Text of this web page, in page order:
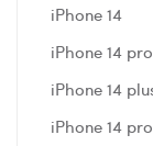
iPhone 14
iPhone 14 pro
iPhone 14
iPhone 14